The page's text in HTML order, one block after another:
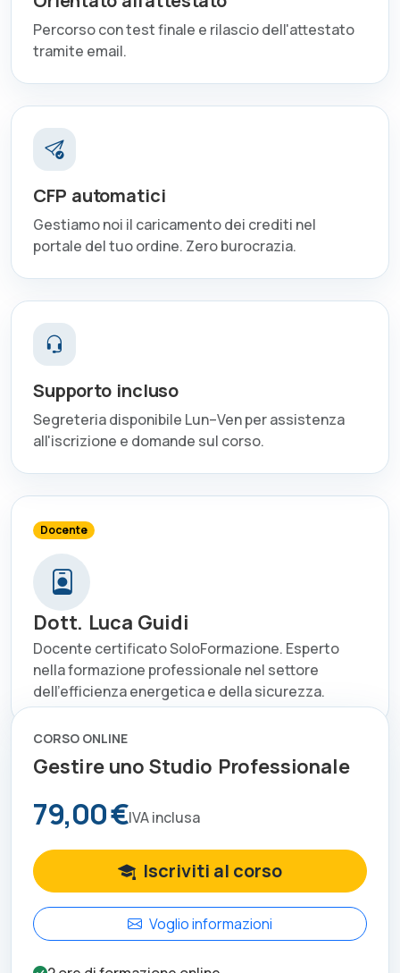
Percorso con test finale e rilascio dell'attestato
tramite email.
CFP automatici
Gestiamo noi il caricamento dei crediti nel
portale del tuo ordine. Zero burocrazia.
Supporto incluso
Segreteria disponibile Lun–Ven per assistenza
all'iscrizione e domande sul corso.
Docente
Dott. Luca Guidi
Docente certificato SoloFormazione. Esperto
nella formazione professionale nel settore
dell'efficienza energetica e della sicurezza.
CORSO ONLINE
Gestire uno Studio Professionale
79,00 €IVA inclusa
Iscriviti al corso
Voglio informazioni